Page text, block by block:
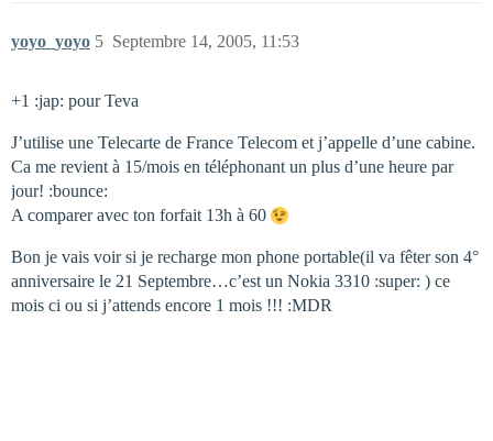
yoyo_yoyo Septembre 14, 2005, 11:53
5
+1 :jap: pour Teva
J’utilise une Telecarte de France Telecom et j’appelle d’une cabine.
Ca me revient à 15/mois en téléphonant un plus d’une heure par
jour! :bounce:
A comparer avec ton forfait 13h à 60
Bon je vais voir si je recharge mon phone portable(il va fêter son 4°
anniversaire le 21 Septembre…c’est un Nokia 3310 :super: ) ce
mois ci ou si j’attends encore 1 mois !!! :MDR